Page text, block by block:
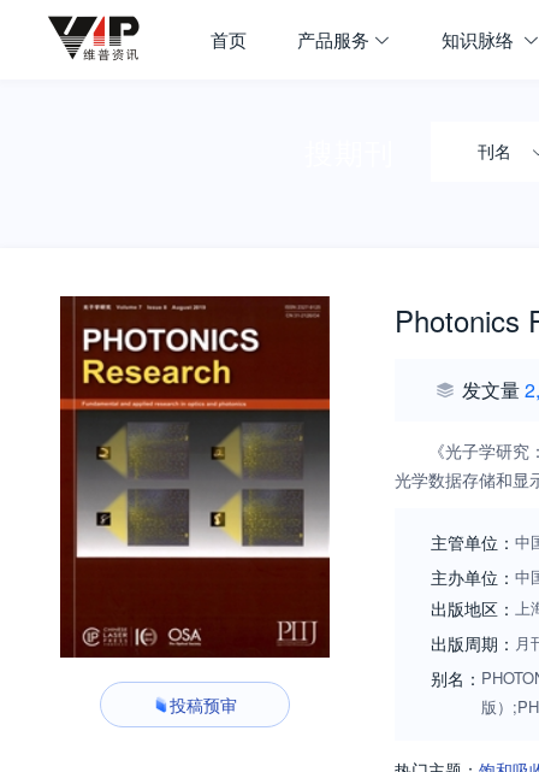
首页 产品服务 知识脉络
刊名
投稿预审
Photonics
发文量
《光子学研
光学数据存储和显
主管单位： 中
主办单位： 中
出版地区： 上
出版周期： 月
别名：
版）